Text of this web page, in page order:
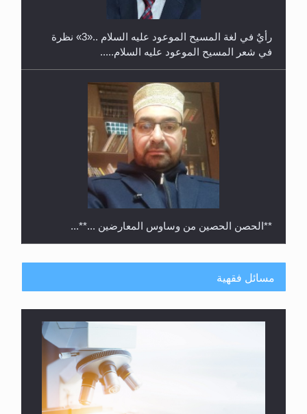
**الحصن الحصين من وساوس المعارضين ...**...
متطلَّبات التّحريك الجديد...
رأيٌ في لغة المسيح الموعود عليه السلام.. 4...
مسائل فقهية